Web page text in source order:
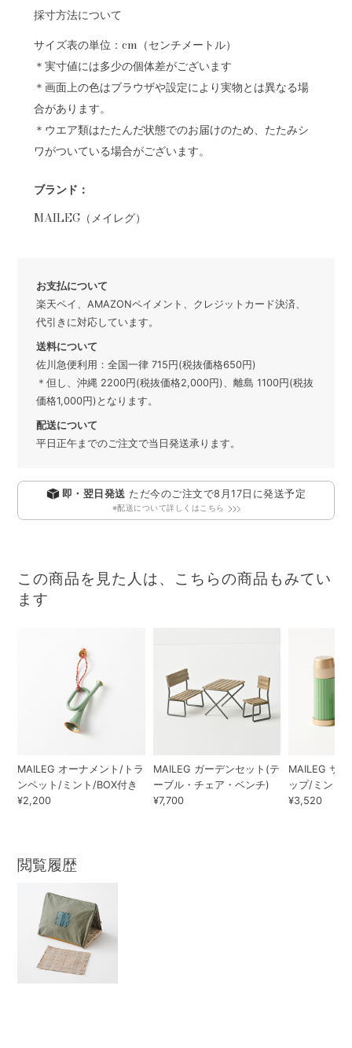
採寸方法について
サイズ表の単位：cm（センチメートル）
＊実寸値には多少の個体差がございます
＊画面上の色はブラウザや設定により実物とは異なる場
合があります。
＊ウエア類はたたんだ状態でのお届けのため、たたみシ
ワがついている場合がございます。
ブランド：
MAILEG（メイレグ）
お支払について
楽天ペイ、AMAZONペイメント、クレジットカード決済、
代引きに対応しています。
送料について
佐川急便利用：全国一律 715円(税抜価格650円)
＊但し、沖縄 2200円(税抜価格2,000円)、離島 1100円(税抜
価格1,000円)となります。
配送について
平日正午までのご注文で当日発送承ります。
即・翌日発送 ただ今のご注文で8月17日 に発送予定
※配送について詳しくはこちら
この商品を見た人は、こちらの商品もみてい
ます
MAILEG オーナメント/トラ
ンペット/ミント/BOX付き
¥2,200
MAILEG ガーデンセット(テ
ーブル・チェア・ベンチ)
¥7,700
MAILEG サ
ップ/ミント
¥3,520
閲覧履歴